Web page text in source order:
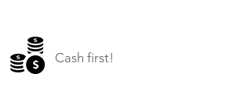
Cash first!